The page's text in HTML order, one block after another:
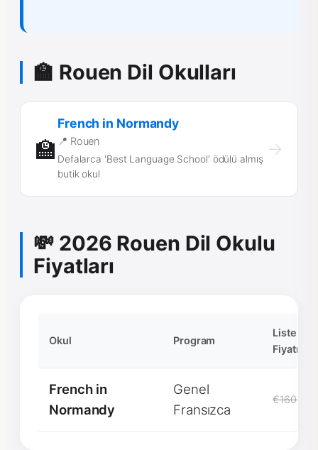
🏫 Rouen Dil Okulları
🏫
French in Normandy
📍 Rouen
Defalarca 'Best Language School' ödülü almış
butik okul
→
💸 2026 Rouen Dil Okulu
Fiyatları
Okul Program
Liste
Fiyatı
French in
Normandy
Genel
Fransızca
€1600